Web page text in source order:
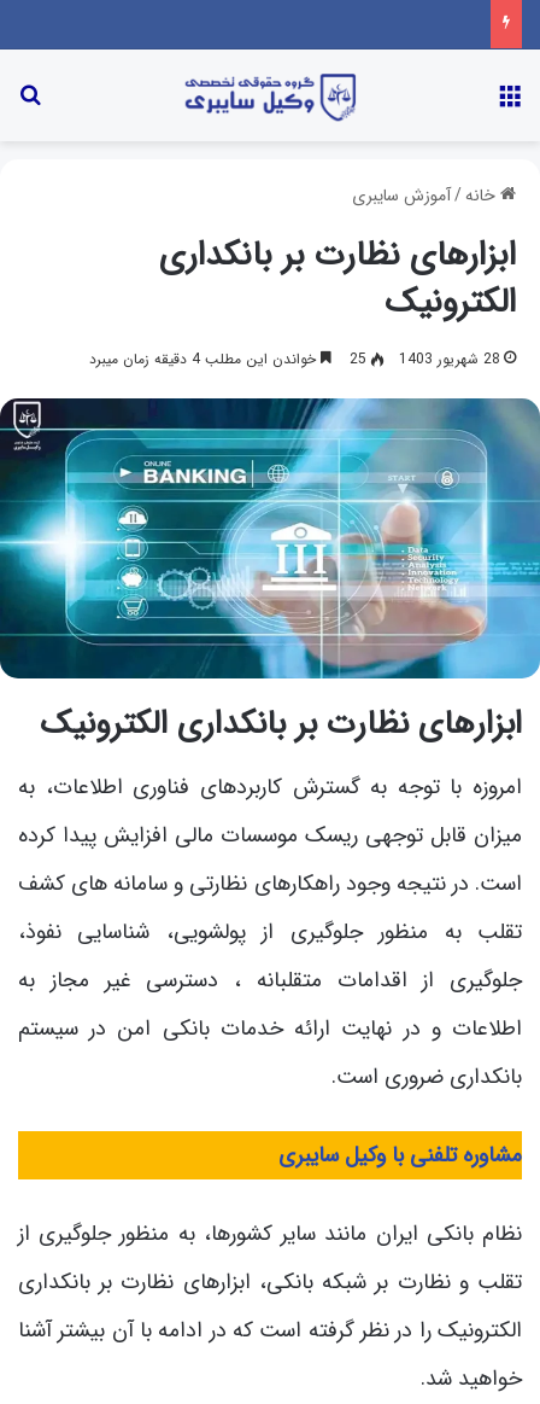
خانه/آموزش سایبری
ابزارهای نظارت بر بانکداری
الکترونیک
28 شهریور 1403 25 خواندن این مطلب 4 دقیقه زمان میبرد
ابزارهای نظارت بر بانکداری الکترونیک
امروزه با توجه به گسترش کاربردهای فناوری اطلاعات، به
میزان قابل توجهی ریسک موسسات مالی افزایش پیدا کرده
است. در نتیجه وجود راهکارهای نظارتی و سامانه های کشف
تقلب به منظور جلوگیری از پولشویی، شناسایی نفوذ،
جلوگیری از اقدامات متقلبانه ، دسترسی غیر مجاز به
اطلاعات و در نهایت ارائه خدمات بانکی امن در سیستم
بانکداری ضروری است.
مشاوره تلفنی با وکیل سایبری
نظام بانکی ایران مانند سایر کشورها، به منظور جلوگیری از
تقلب و نظارت بر شبکه بانکی، ابزارهای نظارت بر بانکداری
الکترونیک را در نظر گرفته است که در ادامه با آن بیشتر آشنا
خواهید شد.